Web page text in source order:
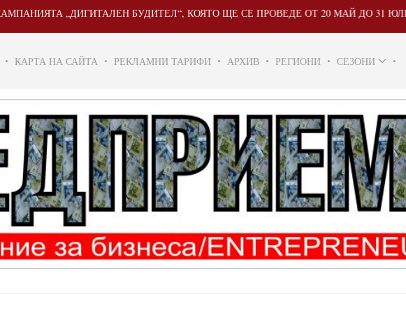
„ДИГИТАЛЕН БУДИТЕЛ“, КОЯТО ЩЕ СЕ ПРОВЕДЕ ОТ 20 МАЙ ДО 31 ЮЛИ 2026 Г.
КАРТА НА САЙТА РЕКЛАМНИ ТАРИФИ АРХИВ РЕГИОНИ СЕЗОНИ